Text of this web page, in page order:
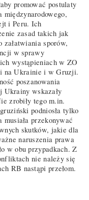
promować postulaty
międzynarodowego,
i Peru. Ich
zasad takich jak
załatwiania sporów,
w sprawy
wystąpieniach w ZO
na Ukrainie i w Gruzji.
poszanowania
Ukrainy wskazały
zrobiły tego m.in.
podniosła tylko
przekonywać
skutków, jakie dla
naruszenia prawa
w obu przypadkach. Z
nie należy się
RB nastąpi przełom.